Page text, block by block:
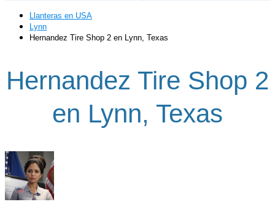
Llanteras en USA
Lynn
Hernandez Tire Shop 2 en Lynn, Texas
Hernandez Tire Shop 2
en Lynn, Texas